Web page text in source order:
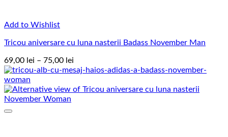
Add to Wishlist
Tricou aniversare cu luna nasterii Badass November Man
69,00 lei – 75,00 lei
de
69,00 lei